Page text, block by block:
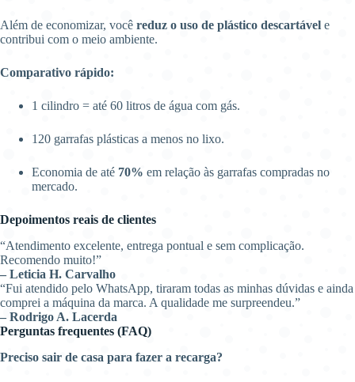
Além de economizar, você reduz o uso de plástico descartável e
contribui com o meio ambiente.
Comparativo rápido:
1 cilindro = até 60 litros de água com gás.
120 garrafas plásticas a menos no lixo.
Economia de até 70% em relação às garrafas compradas no
mercado.
Depoimentos reais de clientes
“Atendimento excelente, entrega pontual e sem complicação.
Recomendo muito!”
– Leticia H. Carvalho
“Fui atendido pelo WhatsApp, tiraram todas as minhas dúvidas e ainda
comprei a máquina da marca. A qualidade me surpreendeu.”
– Rodrigo A. Lacerda
Perguntas frequentes (FAQ)
Preciso sair de casa para fazer a recarga?